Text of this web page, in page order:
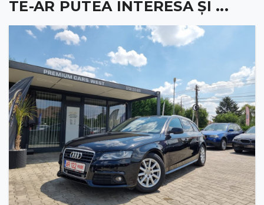
TE-AR PUTEA INTERESA ȘI ...